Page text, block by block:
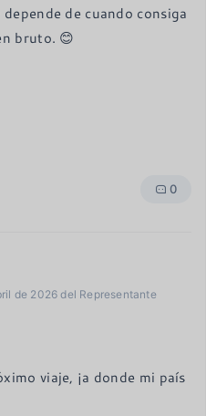
de cuando consiga
bruto. 😊
0
de 2026 del Representante
viaje, ¡a donde mi país